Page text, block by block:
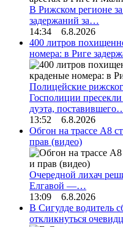
В Рижском регионе
задержаний за…
14:34 6.8.2026
400 литров
номера: в Риге
Полицейские
Госполиции
дуэта,
13:52 6.8.2026
Обгон на трассе А8
прав (видео)
Очередной лихач
Елгавой —…
13:09 6.8.2026
В Сигулде водитель
откликнуться